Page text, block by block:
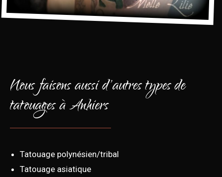
Nous faisons aussi d'autres types de
tatouages à Anhiers
Tatouage polynésien/tribal
Tatouage asiatique